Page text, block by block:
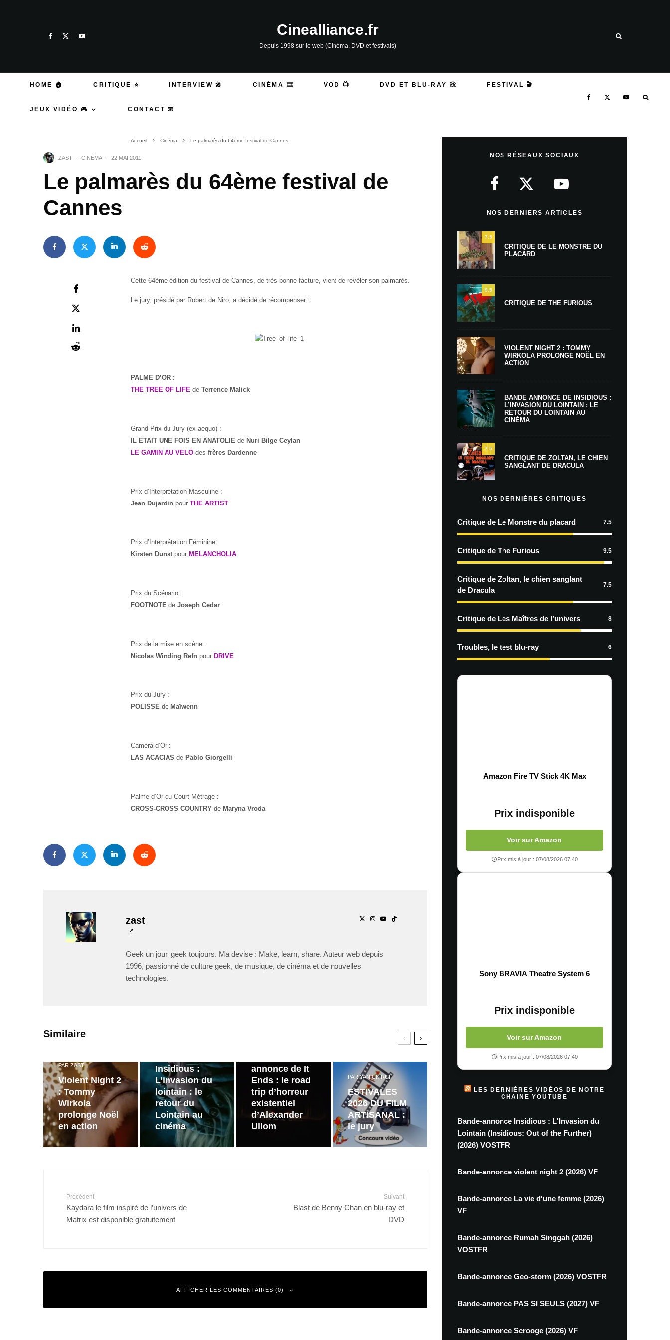
Cinealliance.fr
Depuis 1998 sur le web (Cinéma, DVD et festivals)
HOME 🏠 CRITIQUE ⭐ INTERVIEW 🎤 CINÉMA 🎞️ VOD 📺 DVD ET BLU-RAY 📀 FESTIVAL 🎬
JEUX VIDÉO 🎮 CONTACT 📧
Accueil Cinéma Le palmarès du 64ème festival de Cannes
ZAST · CINÉMA · 22 MAI 2011
Le palmarès du 64ème festival de
Cannes
Cette 64ème édition du festival de Cannes, de très bonne facture, vient de révèler son palmarès.
Le jury, présidé par Robert de Niro, a décidé de récompenser :
PALME D’OR :
THE TREE OF LIFE de Terrence Malick
Grand Prix du Jury (ex-aequo) :
IL ETAIT UNE FOIS EN ANATOLIE de Nuri Bilge Ceylan
LE GAMIN AU VELO des frères Dardenne
Prix d’Interprétation Masculine :
Jean Dujardin pour THE ARTIST
Prix d’Interprétation Féminine :
Kirsten Dunst pour MELANCHOLIA
Prix du Scénario :
FOOTNOTE de Joseph Cedar
Prix de la mise en scène :
Nicolas Winding Refn pour DRIVE
Prix du Jury :
POLISSE de Maïwenn
Caméra d’Or :
LAS ACACIAS de Pablo Giorgelli
Palme d’Or du Court Métrage :
CROSS-CROSS COUNTRY de Maryna Vroda
zast
Geek un jour, geek toujours. Ma devise : Make, learn, share. Auteur web depuis
1996, passionné de culture geek, de musique, de cinéma et de nouvelles
technologies.
Similaire
PAR ZAST
Violent Night 2
: Tommy
Wirkola
prolonge Noël
en action
Insidious :
L’invasion du
lointain : le
retour du
Lointain au
cinéma
annonce de It
Ends : le road
trip d’horreur
existentiel
d’Alexander
Ullom
PARYANICK RUF
ESTIVALES
2026 DU FILM
ARTISANAL :
le jury
Précédent
Kaydara le film inspiré de l’univers de
Matrix est disponible gratuitement
Suivant
Blast de Benny Chan en blu-ray et
DVD
AFFICHER LES COMMENTAIRES (0)
NOS RÉSEAUX SOCIAUX
NOS DERNIERS ARTICLES
7.5
CRITIQUE DE LE MONSTRE DU
PLACARD
9.5
CRITIQUE DE THE FURIOUS
VIOLENT NIGHT 2 : TOMMY
WIRKOLA PROLONGE NOËL EN
ACTION
BANDE ANNONCE DE INSIDIOUS :
L’INVASION DU LOINTAIN : LE
RETOUR DU LOINTAIN AU
CINÉMA
7.5
CRITIQUE DE ZOLTAN, LE CHIEN
SANGLANT DE DRACULA
NOS DERNIÈRES CRITIQUES
Critique de Le Monstre du placard 7.5
Critique de The Furious 9.5
Critique de Zoltan, le chien sanglant
de Dracula
7.5
Critique de Les Maîtres de l’univers 8
Troubles, le test blu-ray 6
Amazon Fire TV Stick 4K Max
Prix indisponible
Voir sur Amazon
Prix mis à jour : 07/08/2026 07:40
Sony BRAVIA Theatre System 6
Prix indisponible
Voir sur Amazon
Prix mis à jour : 07/08/2026 07:40
LES DERNIÈRES VIDÉOS DE NOTRE
CHAINE YOUTUBE
Bande-annonce Insidious : L'Invasion du
Lointain (Insidious: Out of the Further)
(2026) VOSTFR
Bande-annonce violent night 2 (2026) VF
Bande-annonce La vie d'une femme (2026)
VF
Bande-annonce Rumah Singgah (2026)
VOSTFR
Bande-annonce Geo-storm (2026) VOSTFR
Bande-annonce PAS SI SEULS (2027) VF
Bande-annonce Scrooge (2026) VF